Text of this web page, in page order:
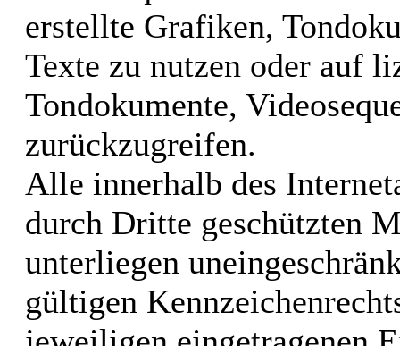
erstellte Grafiken,
Texte zu nutzen oder auf
Tondokumente,
zurückzugreifen.
Alle innerhalb des
durch Dritte geschützten
unterliegen
gültigen